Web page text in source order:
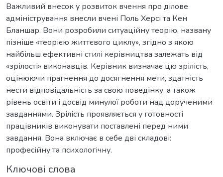
Важливий внесок у розвиток вчення про ділове
адміністрування внесли вчені Поль Херсі та Кен
Бланшар. Вони розробили ситуаційну теорію, названу
пізніше «теорією життєвого циклу», згідно з якою
найбільш ефективні стилі керівництва залежать від
«зрілості» виконавців. Керівник визначає цю зрілість,
оцінюючи прагнення до досягнення мети, здатність
нести відповідальність за свою поведінку, а також
рівень освіти і досвід минулої роботи над дорученими
завданнями. Зрілість проявляється у готовності
працівників виконувати поставлені перед ними
завдання. Вона включає в себе дві складові:
професійну та психологічну.
Ключові слова